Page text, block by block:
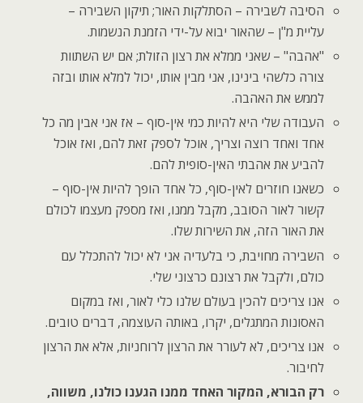
הסיבה לשבירה – הסתלקות האור; תיקון השבירה –
עליית מ"ן – שהאור יבוא על-ידי הזמנת הנשמות.
"אהבה" – שאני ממלא את רצון הזולת; אם יש השתוות
צורה כלשהי בינינו, אני מבין אותו, יכול למלא אותו ובזה
לממש את האהבה.
העבודה שלי היא להיות כמי אין-סוף – אז אני אבין מה כל
אחד ואחד רוצה וצריך, אוכל לספק זאת להם, ואז אוכל
להביע את אהבתי האין-סופית להם.
כשאנו חוזרים לאין-סוף, כל אחד הופך להיות אין-סוף –
קשור לאור הסובב, מקבל ממנו, ואז מספק מעצמו לכולם
את האור הזה, את השירות שלו.
השבירה מחויבת, כי בלעדיה אני לא יכול להתכלל עם
כולם, ולקבל את רצונם כרצוני שלי.
אנו צריכים להכין בעולם שלנו כלי לאור, ואז במקום
האסונות המתגלים, יקרו, באותה העוצמה, דברים טובים.
אנו צריכים, לא לעורר את הרצון לרוחניות, אלא את הרצון
לחיבור.
רק הבורא, המקור האחד ממנו הגענו כולנו, משווה,